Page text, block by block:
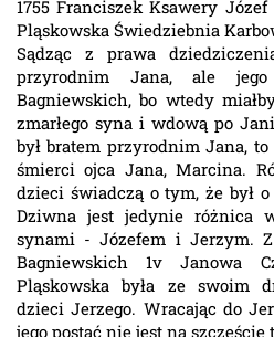
1755 Franciszek Ksawery
Pląskowska Świedziebnia
Sądząc z prawa
przyrodnim Jana, ale
Bagniewskich, bo wtedy
zmarłego syna i wdową po
był bratem przyrodnim Jana,
śmierci ojca Jana, Marcina.
dzieci świadczą o tym, że był
Dziwna jest jedynie różnica
synami - Józefem i Jerzym.
Bagniewskich 1v Janowa
Pląskowska była ze swoim
dzieci Jerzego. Wracając do
jego postać nie jest na szczęście